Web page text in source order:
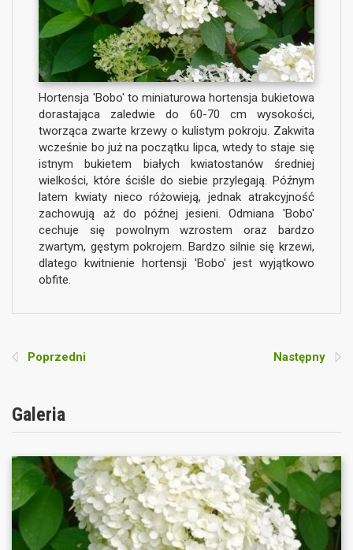
Hortensja 'Bobo' to miniaturowa hortensja bukietowa
dorastająca zaledwie do 60-70 cm wysokości,
tworząca zwarte krzewy o kulistym pokroju. Zakwita
wcześnie bo już na początku lipca, wtedy to staje się
istnym bukietem białych kwiatostanów średniej
wielkości, które ściśle do siebie przylegają. Późnym
latem kwiaty nieco różowieją, jednak atrakcyjność
zachowują aż do późnej jesieni. Odmiana 'Bobo'
cechuje się powolnym wzrostem oraz bardzo
zwartym, gęstym pokrojem. Bardzo silnie się krzewi,
dlatego kwitnienie hortensji 'Bobo' jest wyjątkowo
obfite.
Poprzedni Następny
Galeria